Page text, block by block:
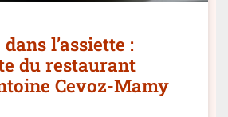
l’assiette :
du restaurant
Cevoz-Mamy